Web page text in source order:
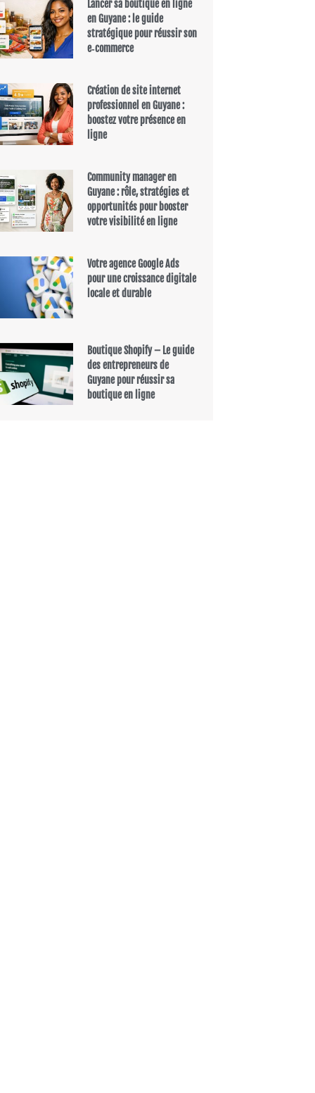
Lancer sa boutique en ligne
en Guyane : le guide
stratégique pour réussir son
e‑commerce
Création de site internet
professionnel en Guyane :
boostez votre présence en
ligne
Community manager en
Guyane : rôle, stratégies et
opportunités pour booster
votre visibilité en ligne
Votre agence Google Ads
pour une croissance digitale
locale et durable
Boutique Shopify – Le guide
des entrepreneurs de
Guyane pour réussir sa
boutique en ligne